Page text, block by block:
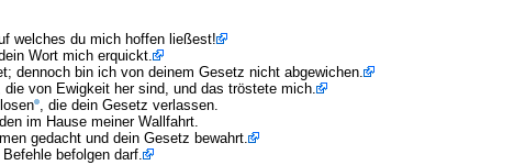
welches du mich hoffen ließest!
Wort mich erquickt.
dennoch bin ich von deinem Gesetz nicht abgewichen.
die von Ewigkeit her sind, und das tröstete mich.
, die dein Gesetz verlassen.
im Hause meiner Wallfahrt.
gedacht und dein Gesetz bewahrt.
befolgen darf.